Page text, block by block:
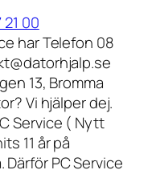
00
har Telefon 08
13, Bromma
Vi hjälper dej.
Service ( Nytt
11 år på
Därför PC Service